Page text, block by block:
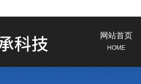
网站首页
HOME